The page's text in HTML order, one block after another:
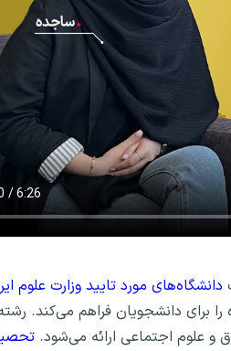
دانشگاه‌های مورد تایید وزارت علوم
را برای دانشجویان فراهم می‌کند.
و علوم اجتماعی ارائه می‌شود.